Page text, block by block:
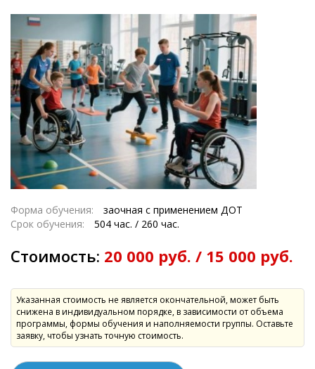
Форма обучения:
заочная с применением ДОТ
Срок обучения:
504 час. / 260 час.
Стоимость: 20 000 руб. / 15 000 руб.
Указанная стоимость не является окончательной, может быть
снижена в индивидуальном порядке, в зависимости от объема
программы, формы обучения и наполняемости группы. Оставьте
заявку, чтобы узнать точную стоимость.